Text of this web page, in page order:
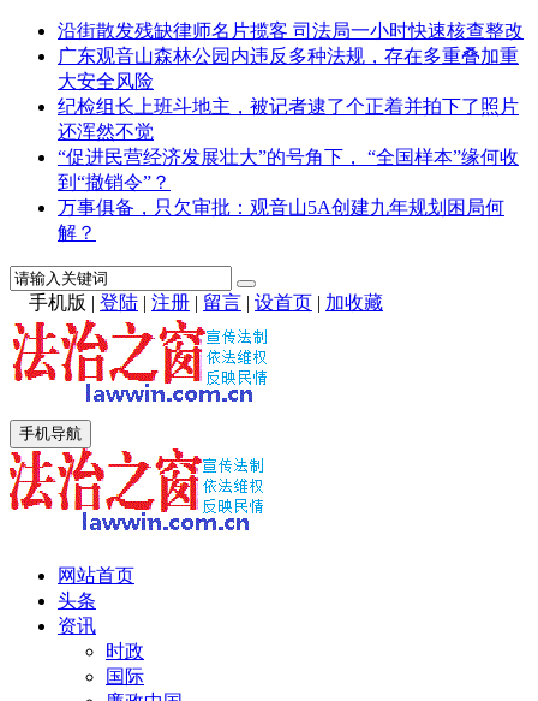
沿街散发残缺律师名片揽客 司法局一小时快速核查整改
广东观音山森林公园内违反多种法规，存在多重叠加重
大安全风险
纪检组长上班斗地主，被记者逮了个正着并拍下了照片
还浑然不觉
“促进民营经济发展壮大”的号角下， “全国样本”缘何收
到“撤销令”？
万事俱备，只欠审批：观音山5A创建九年规划困局何
解？
手机版 | 登陆 | 注册 | 留言 | 设首页 | 加收藏
手机导航
网站首页
头条
资讯
时政
国际